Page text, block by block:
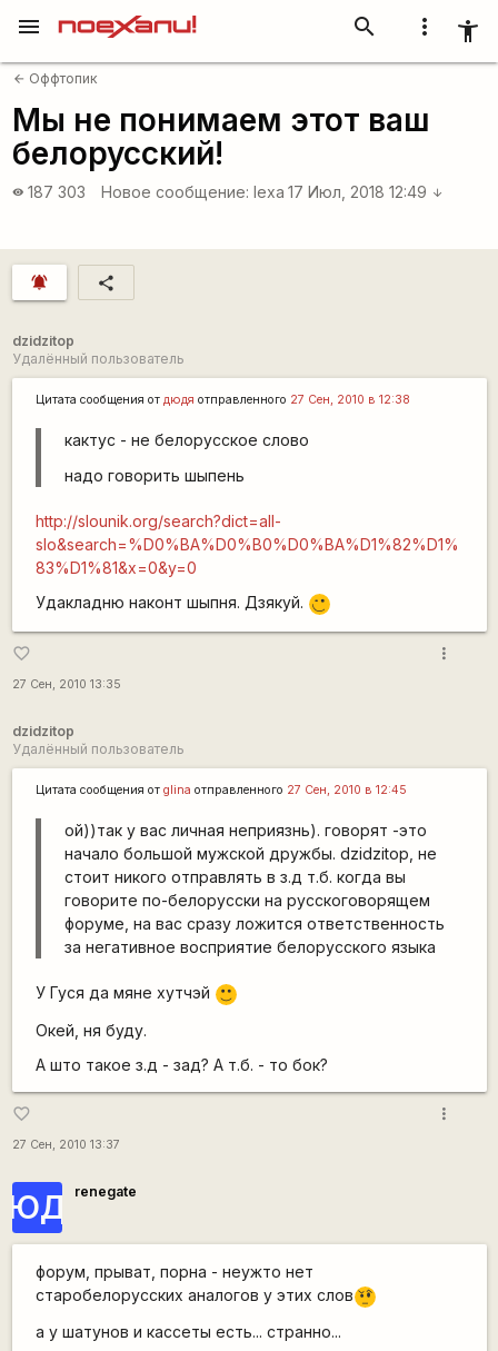
more_vert accessibility_new
search
menu
arrow_back Оффтопик
Мы не понимаем этот ваш
белорусский!
visibility 187 303 Новое сообщение: lexa 17 Июл, 2018 12:49 arrow_downward
notifications_active share
dzidzitop
Удалённый пользователь
Цитата сообщения от дюдя отправленного 27 Сен, 2010 в 12:38
кактус - не белорусское слово
надо говорить шыпень
http://slounik.org/search?dict=all-
slo&search=%D0%BA%D0%B0%D0%BA%D1%82%D1%
83%D1%81&x=0&y=0
Удакладню наконт шыпня. Дзякуй.
;)
favorite_border
27 Сен, 2010 13:35
more_vert
dzidzitop
Удалённый пользователь
Цитата сообщения от glina отправленного 27 Сен, 2010 в 12:45
ой))так у вас личная неприязнь). говорят -это
начало большой мужской дружбы. dzidzitop, не
стоит никого отправлять в з.д т.б. когда вы
говорите по-белорусски на русскоговорящем
форуме, на вас сразу ложится ответственность
за негативное восприятие белорусского языка
У Гуся да мяне хутчэй
:)
Окей, ня буду.
А што такое з.д - зад? А т.б. - то бок?
favorite_border
27 Сен, 2010 13:37
more_vert
ЮД renegate
форум, прыват, порна - неужто нет
старобелорусских аналогов у этих слов???
а у шатунов и кассеты есть... странно...